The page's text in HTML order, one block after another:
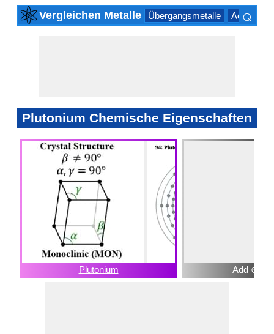
Vergleichen Metalle Übergangsmetalle Actinoide
⌕
Plutonium Chemische Eigenschaften
Plutonium Add ⊕